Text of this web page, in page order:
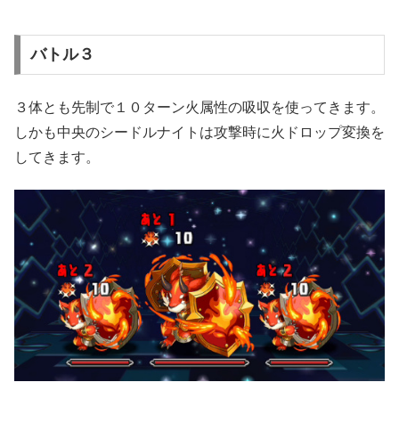
バトル３
３体とも先制で１０ターン火属性の吸収を使ってきます。
しかも中央のシードルナイトは攻撃時に火ドロップ変換を
してきます。